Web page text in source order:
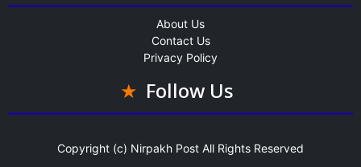
About Us
Contact Us
Privacy Policy
Follow Us
Copyright (c) Nirpakh Post All Rights Reserved